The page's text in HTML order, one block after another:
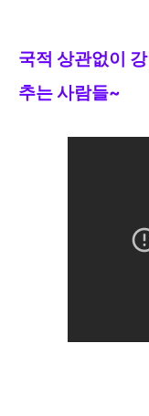
국적 상관없이
추는사람들~